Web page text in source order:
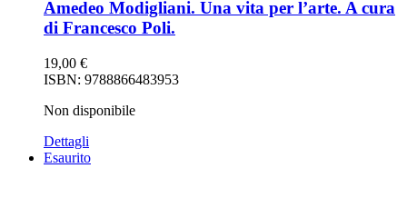
Amedeo Modigliani. Una vita per l’arte. A cura
di Francesco Poli.
19,00 €
ISBN: 9788866483953
Non disponibile
Dettagli
Esaurito